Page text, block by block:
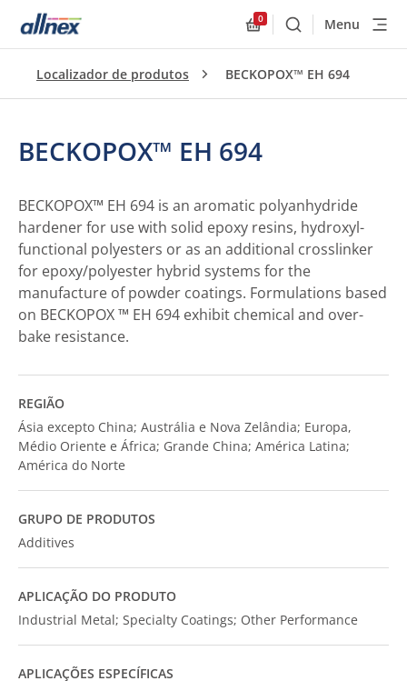
0
BuscarMenu
Localizador de produtos BECKOPOX™ EH 694
BECKOPOX™ EH 694
BECKOPOX™ EH 694 is an aromatic polyanhydride
hardener for use with solid epoxy resins, hydroxyl-
functional polyesters or as an additional crosslinker
for epoxy/polyester hybrid systems for the
manufacture of powder coatings. Formulations based
on BECKOPOX ™ EH 694 exhibit chemical and over-
bake resistance.
REGIÃO
Ásia excepto China; Austrália e Nova Zelândia; Europa,
Médio Oriente e África; Grande China; América Latina;
América do Norte
GRUPO DE PRODUTOS
Additives
APLICAÇÃO DO PRODUTO
Industrial Metal; Specialty Coatings; Other Performance
APLICAÇÕES ESPECÍFICAS